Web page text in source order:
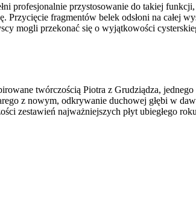
profesjonalnie przystosowanie do takiej
fragmentów belek odsłoni na całej
mogli przekonać się o wyjątkowości
twórczością Piotra z Grudziądza,
z nowym, odkrywanie duchowej głębi w
zestawień najważniejszych płyt ubiegłego